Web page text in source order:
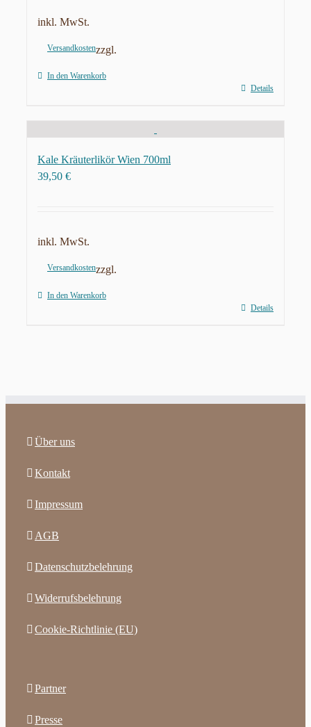
inkl. MwSt.
zzgl.
Versandkosten
In den Warenkorb
Details
Kale Kräuterlikör Wien 700ml
39,50 €
inkl. MwSt.
zzgl.
Versandkosten
In den Warenkorb
Details
Über uns
Kontakt
Impressum
AGB
Datenschutzbelehrung
Widerrufsbelehrung
Cookie-Richtlinie (EU)
Partner
Presse